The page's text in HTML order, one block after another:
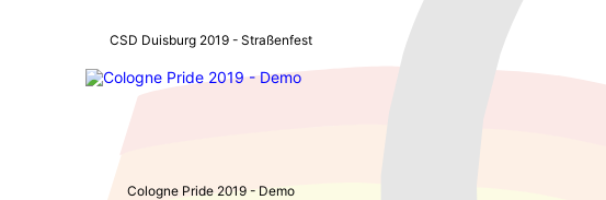
CSD Duisburg 2019 - Straßenfest
Cologne Pride 2019 - Demo